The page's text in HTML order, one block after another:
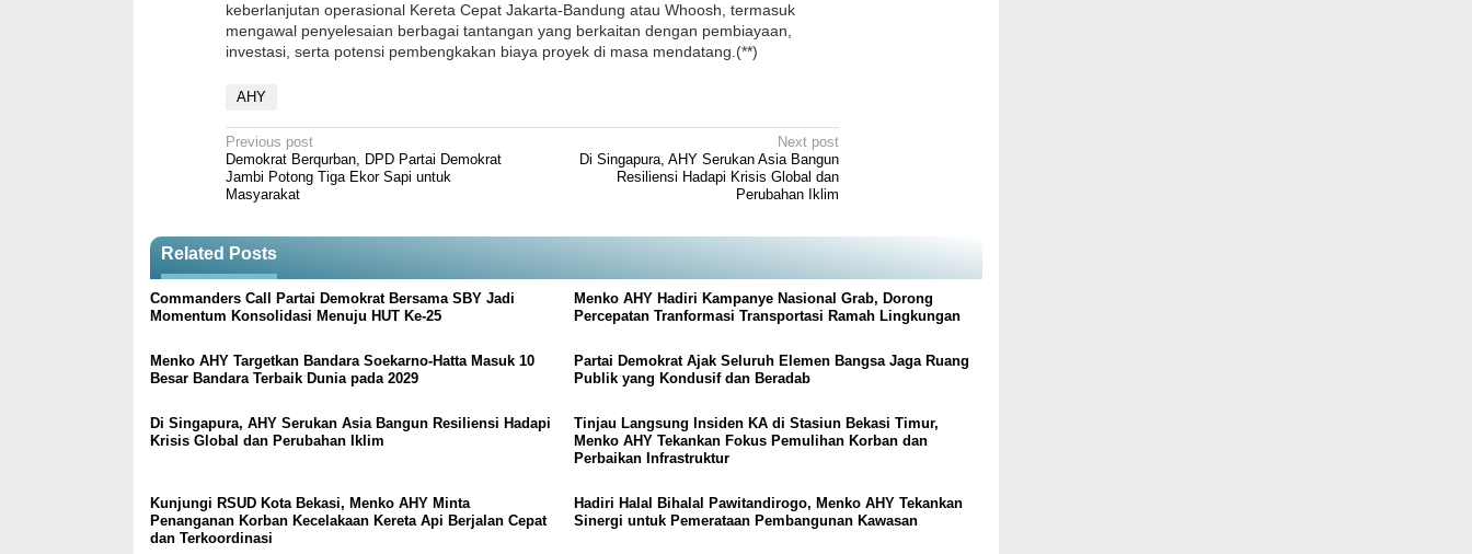
keberlanjutan operasional Kereta Cepat Jakarta-Bandung atau Whoosh, termasuk
mengawal penyelesaian berbagai tantangan yang berkaitan dengan pembiayaan,
investasi, serta potensi pembengkakan biaya proyek di masa mendatang.(**)
AHY
Post
navigation
Previous post
Demokrat Berqurban, DPD Partai Demokrat
Jambi Potong Tiga Ekor Sapi untuk
Masyarakat
Next post
Di Singapura, AHY Serukan Asia Bangun
Resiliensi Hadapi Krisis Global dan
Perubahan Iklim
Related Posts
Commanders Call Partai Demokrat Bersama SBY Jadi
Momentum Konsolidasi Menuju HUT Ke-25
Menko AHY Hadiri Kampanye Nasional Grab, Dorong
Percepatan Tranformasi Transportasi Ramah Lingkungan
Menko AHY Targetkan Bandara Soekarno-Hatta Masuk 10
Besar Bandara Terbaik Dunia pada 2029
Partai Demokrat Ajak Seluruh Elemen Bangsa Jaga Ruang
Publik yang Kondusif dan Beradab
Di Singapura, AHY Serukan Asia Bangun Resiliensi Hadapi
Krisis Global dan Perubahan Iklim
Tinjau Langsung Insiden KA di Stasiun Bekasi Timur,
Menko AHY Tekankan Fokus Pemulihan Korban dan
Perbaikan Infrastruktur
Kunjungi RSUD Kota Bekasi, Menko AHY Minta
Penanganan Korban Kecelakaan Kereta Api Berjalan Cepat
dan Terkoordinasi
Hadiri Halal Bihalal Pawitandirogo, Menko AHY Tekankan
Sinergi untuk Pemerataan Pembangunan Kawasan